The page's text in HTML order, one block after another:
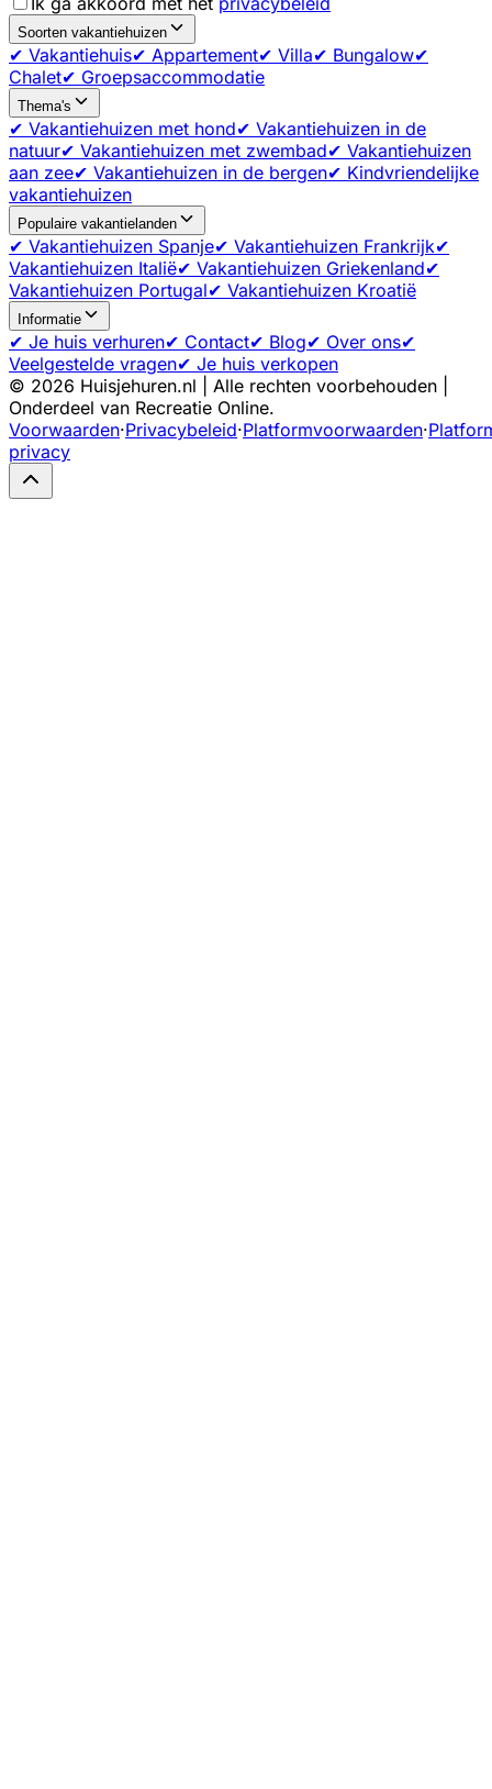
Soorten vakantiehuizen
✔ Vakantiehuis✔ Appartement✔ Villa✔ Bungalow✔
Chalet✔ Groepsaccommodatie
Thema's
✔ Vakantiehuizen met hond✔ Vakantiehuizen in de
natuur✔ Vakantiehuizen met zwembad✔ Vakantiehuizen
aan zee✔ Vakantiehuizen in de bergen✔ Kindvriendelijke
vakantiehuizen
Populaire vakantielanden
✔ Vakantiehuizen Spanje✔ Vakantiehuizen Frankrijk✔
Vakantiehuizen Italië✔ Vakantiehuizen Griekenland✔
Vakantiehuizen Portugal✔ Vakantiehuizen Kroatië
Informatie
✔ Je huis verhuren✔ Contact✔ Blog✔ Over ons✔
Veelgestelde vragen✔ Je huis verkopen
© 2026 Huisjehuren.nl | Alle rechten voorbehouden |
Onderdeel van Recreatie Online.
Voorwaarden·Privacybeleid·Platformvoorwaarden·
privacy